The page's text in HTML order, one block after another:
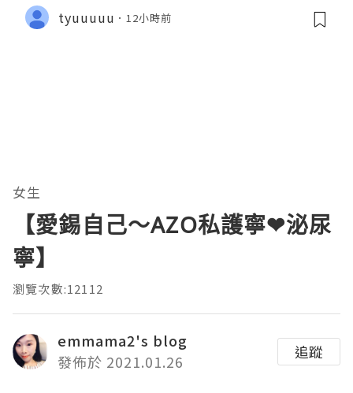
tyuuuuu 12小時前
女生
【愛錫自己～AZO私護寧❤泌尿
寧】
瀏覽次數:12112
emmama2's blog
發佈於 2021.01.26
追蹤